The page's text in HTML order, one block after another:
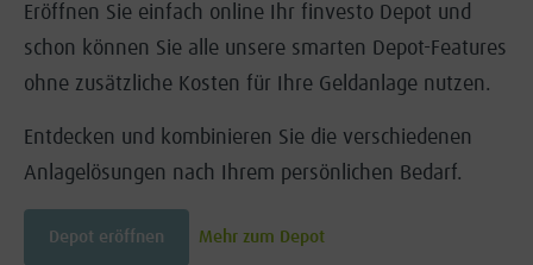
Eröffnen Sie einfach online Ihr finvesto Depot und
schon können Sie alle unsere smarten Depot-Features
ohne zusätzliche Kosten für Ihre Geldanlage nutzen.
Entdecken und kombinieren Sie die verschiedenen
Anlagelösungen nach Ihrem persönlichen Bedarf.
Depot eröffnen Mehr zum Depot